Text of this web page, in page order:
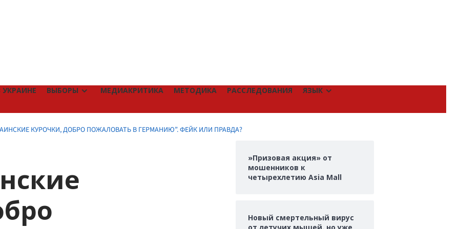
ВЫБОРЫ МЕДИАКРИТИКА МЕТОДИКА РАССЛЕДОВАНИЯ ЯЗЫК
КУРОЧКИ, ДОБРО ПОЖАЛОВАТЬ В ГЕРМАНИЮ”. ФЕЙК ИЛИ ПРАВДА?
»Призовая акция» от
мошенников к
четырехлетию Asia Mall
Новый смертельный вирус